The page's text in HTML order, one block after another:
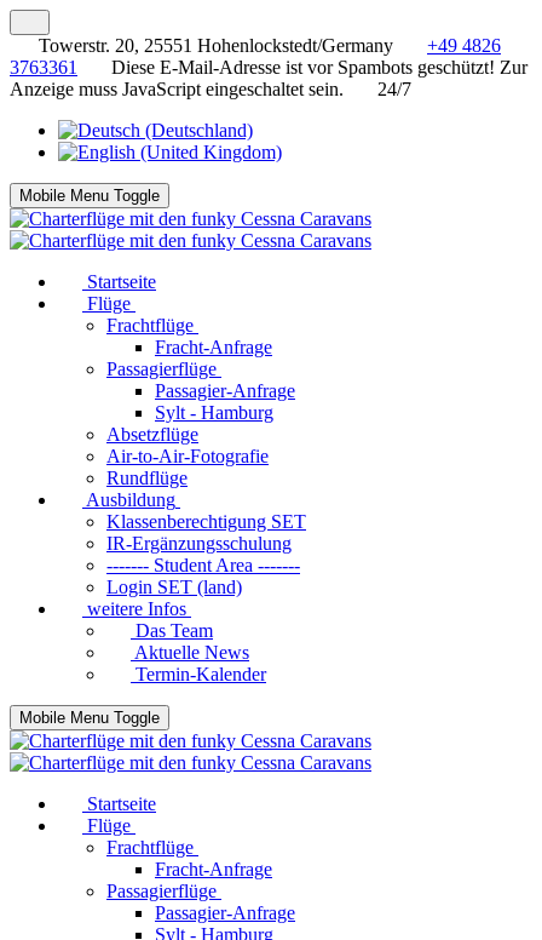
Towerstr. 20, 25551 Hohenlockstedt/Germany
+49 4826
3763361
Diese E-Mail-Adresse ist vor Spambots geschützt! Zur
Anzeige muss JavaScript eingeschaltet sein.
24/7
Mobile Menu Toggle
Startseite
Flüge
Frachtflüge
Fracht-Anfrage
Passagierflüge
Passagier-Anfrage
Sylt - Hamburg
Absetzflüge
Air-to-Air-Fotografie
Rundflüge
Ausbildung
Klassenberechtigung SET
IR-Ergänzungsschulung
------- Student Area -------
Login SET (land)
weitere Infos
Das Team
Aktuelle News
Termin-Kalender
Mobile Menu Toggle
Startseite
Flüge
Frachtflüge
Fracht-Anfrage
Passagierflüge
Passagier-Anfrage
Sylt - Hamburg